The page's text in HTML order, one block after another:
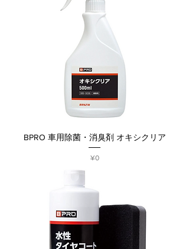
BPRO 車用除菌・消臭剤 オキシクリア
Price
¥0